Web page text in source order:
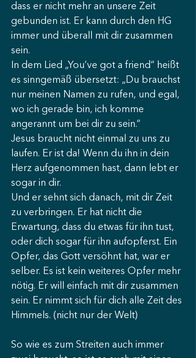
dass er nicht mehr an unsere Zeit
gebunden ist. Er kann durch den HG
immer und überall mit dir zusammen
sein.
In dem Lied „You’ve got a friend“ heißt
es sinngemäß übersetzt: „Du brauchst
nur meinen Namen zu rufen, und egal,
wo ich gerade bin, ich komme
angerannt um bei dir zu sein.“
Jesus braucht nicht einmal zu uns zu
laufen. Er ist da! Wenn du ihn in dein
Herz aufgenommen hast, dann lebt er
sogar in dir.
Und er sehnt sich danach, mit dir Zeit
zu verbringen. Er hat nicht die
Erwartung, dass du etwas für ihn tust,
oder dich sogar für ihn aufopferst. Ein
Opfer, das Gott versöhnt hat, war er
selber. Es ist kein weiteres Opfer mehr
nötig. Er will einfach mit dir zusammen
sein. Er nimmt sich für dich alle Zeit des
Himmels. (nicht nur der Welt)
So wie es zum Streiten auch immer